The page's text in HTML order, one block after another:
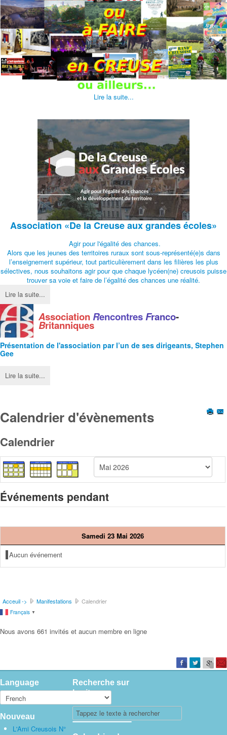
Lire la suite...
Association «De la Creuse aux grandes écoles»
Agir pour l'égalité des chances.
Alors que les jeunes des territoires ruraux sont sous-représenté(e)s dans
l’enseignement supérieur, tout particulièrement dans les filières les plus
sélectives, nous souhaitons agir pour que chaque lycéen(ne) creusois puisse
trouver sa voie et faire de l’égalité des chances une réalité.
Lire la suite...
AssociationRencontresFranco-
Britanniques
Présentation de l'association par l’un de ses dirigeants, Stephen
Gee
Lire la suite...
Calendrier d'évènements
Calendrier
Événements pendant
Samedi 23 Mai 2026
Aucun événement
Acceuil -> Manifestations Calendrier
Français ▼
Nous avons 661 invités et aucun membre en ligne
Language
Nouveau
L'Ami Creusois N°
Recherche sur
le site